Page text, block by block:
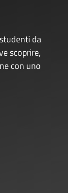
da
scoprire,
con uno